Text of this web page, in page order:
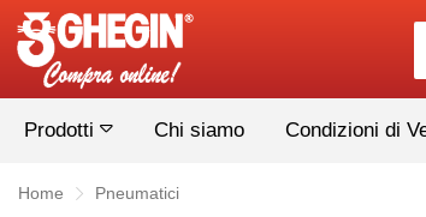
Prodotti Chi siamo Condizioni di
Home Pneumatici